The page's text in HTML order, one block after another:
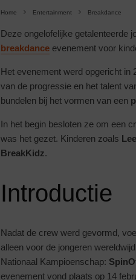
Home Entertainment Breakdance
Deze ongelofelijke getalenteerde
breakdance evenement voor
Het evenement werd opgericht in
van de progressie en het talent
bundelen bij het vormen van een
In het begin besloten ze om een
was het gezet. Kinderen zoals
BreakKidz.
Introductie
Nadat de crew werd gevormd,
alleen voor de jongeren
Nationaal Kampioenschap:
evenement vond plaats op 14